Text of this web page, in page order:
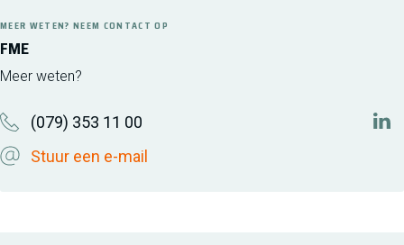
FME
MEER WETEN? NEEM CONTACT OP
Meer weten?
(079) 353 11 00
Stuur een e-mail